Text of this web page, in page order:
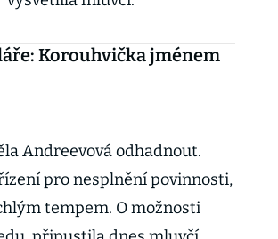
Korouhvička jménem
Andreevová odhadnout.
pro nesplnění povinnosti,
tempem. O možnosti